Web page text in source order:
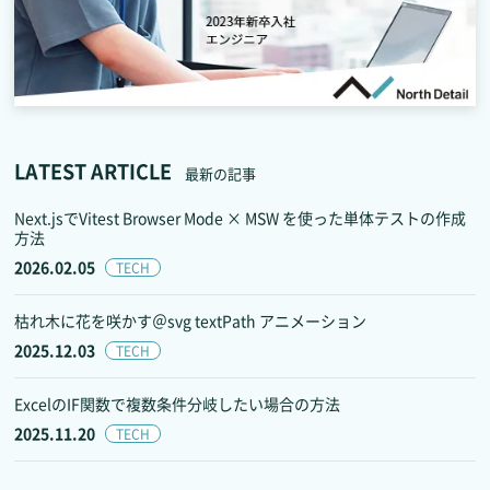
LATEST ARTICLE 最新の記事
2026.02.05 TECH
Next.jsでVitest Browser Mode × MSW を使った単体テストの作成
方法
2025.12.03 TECH
枯れ木に花を咲かす＠svg textPath アニメーション
2025.11.20 TECH
ExcelのIF関数で複数条件分岐したい場合の方法